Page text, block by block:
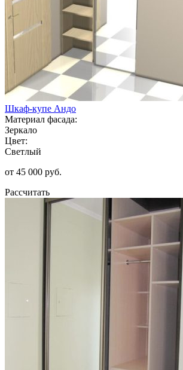
Шкаф-купе Андо
Материал фасада:
Зеркало
Цвет:
Светлый
от 45 000 руб.
Рассчитать